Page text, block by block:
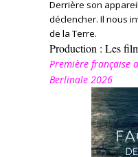
Derrière son
déclencher. Il nous
de la Terre.
Production : Les
Première française
Berlinale 2026